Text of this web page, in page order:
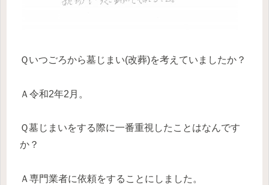
Ｑいつごろから墓じまい(改葬)を考えていましたか？
Ａ令和2年2月。
Ｑ墓じまいをする際に一番重視したことはなんです
か？
Ａ専門業者に依頼をすることにしました。